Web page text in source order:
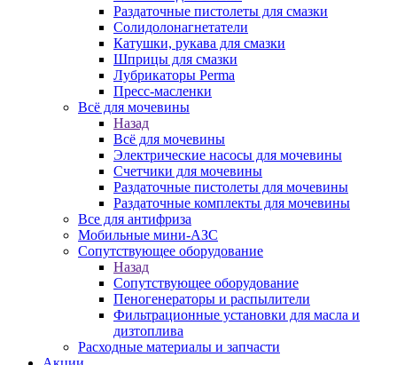
Раздаточные пистолеты для смазки
Солидолонагнетатели
Катушки, рукава для смазки
Шприцы для смазки
Лубрикаторы Perma
Пресс-масленки
Всё для мочевины
Назад
Всё для мочевины
Электрические насосы для мочевины
Счетчики для мочевины
Раздаточные пистолеты для мочевины
Раздаточные комплекты для мочевины
Все для антифриза
Мобильные мини-АЗС
Сопутствующее оборудование
Назад
Сопутствующее оборудование
Пеногенераторы и распылители
Фильтрационные установки для масла и
дизтоплива
Расходные материалы и запчасти